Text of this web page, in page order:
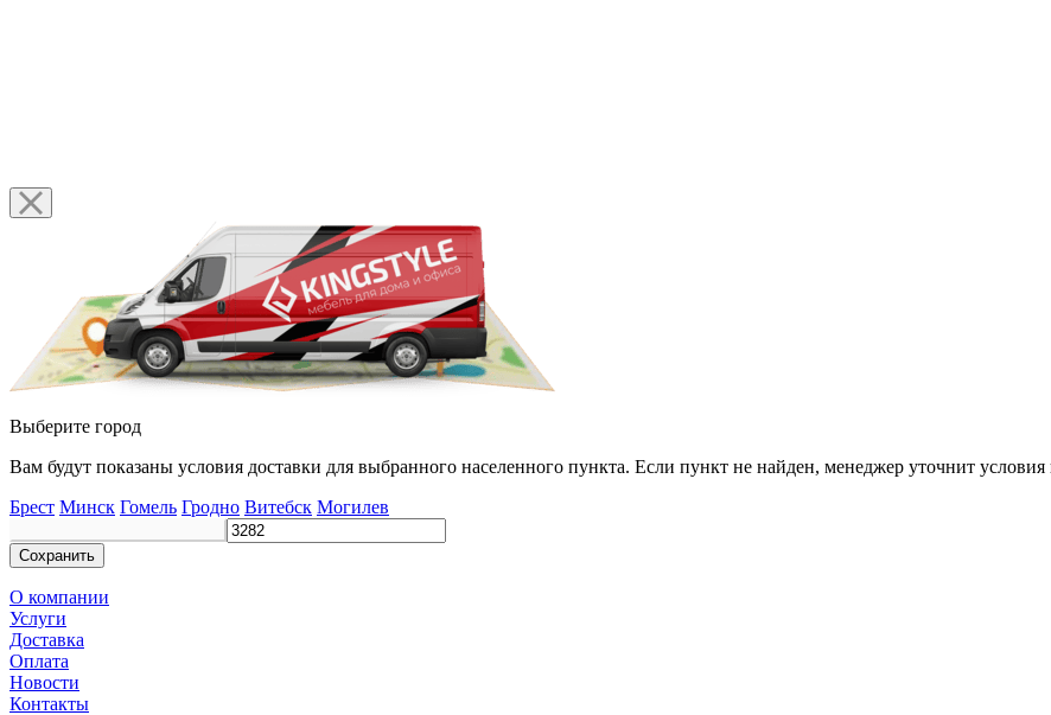
Выберите город
Вам будут показаны условия доставки для выбранного населенного пункта. Если пункт не найден, менеджер уточнит условия
Брест Минск Гомель Гродно Витебск Могилев
Сохранить
О компании
Услуги
Доставка
Оплата
Новости
Контакты